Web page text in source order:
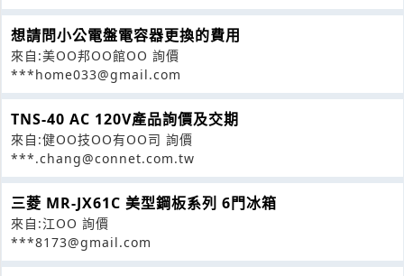
想請問小公電盤電容器更換的費用
來自:美OO邦OO館OO 詢價
***home033@gmail.com
TNS-40 AC 120V產品詢價及交期
來自:健OO技OO有OO司 詢價
***.chang@connet.com.tw
三菱 MR-JX61C 美型鋼板系列 6門冰箱
來自:江OO 詢價
***8173@gmail.com